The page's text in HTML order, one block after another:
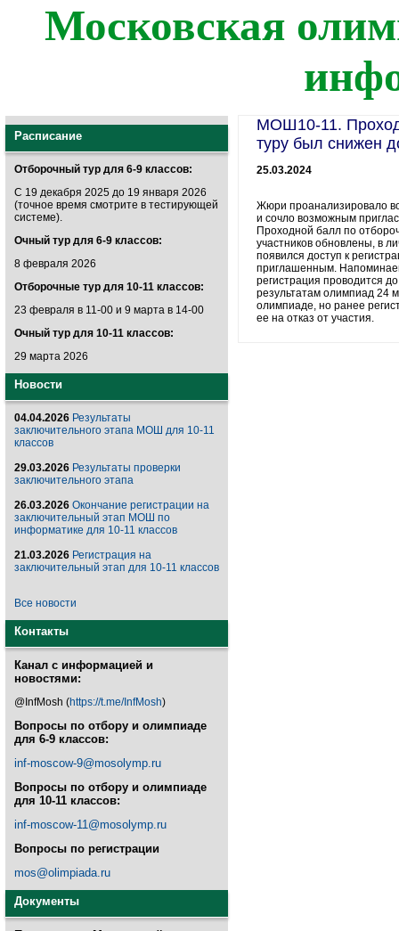
Московская
Расписание
Отборочный тур для 6-9 классов:
С 19 декабря 2025 до 19 января 2026
(точное время смотрите в тестирующей
системе).
Очный тур для 6-9 классов:
8 февраля 2026
Отборочные тур для 10-11 классов:
23 февраля в 11-00 и 9 марта в 14-00
Очный тур для 10-11 классов:
29 марта 2026
Новости
04.04.2026 Результаты
заключительного этапа МОШ для 10-11
классов
29.03.2026 Результаты проверки
заключительного этапа
26.03.2026 Окончание регистрации на
заключительный этап МОШ по
информатике для 10-11 классов
21.03.2026 Регистрация на
заключительный этап для 10-11 классов
Все новости
Контакты
Канал с информацией и
новостями:
@InfMosh (https://t.me/InfMosh)
Вопросы по отбору и олимпиаде
для 6-9 классов:
inf-moscow-9@mosolymp.ru
Вопросы по отбору и олимпиаде
для 10-11 классов:
inf-moscow-11@mosolymp.ru
Вопросы по регистрации
mos@olimpiada.ru
Документы
МОШ10-11.
туру был снижен
25.03.2024
Жюри проанализировало
и сочло возможным
Проходной балл по
участников обновлены, в
появился доступ к
приглашенным.
регистрация проводится
результатам олимпиад 24
олимпиаде, но ранее
ее на отказ от участия.